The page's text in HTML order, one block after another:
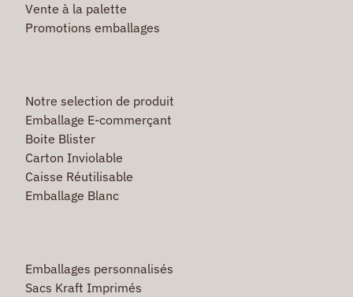
Vente à la palette
Promotions emballages
Notre selection de produit
Emballage E-commerçant
Boite Blister
Carton Inviolable
Caisse Réutilisable
Emballage Blanc
Emballages personnalisés
Sacs Kraft Imprimés